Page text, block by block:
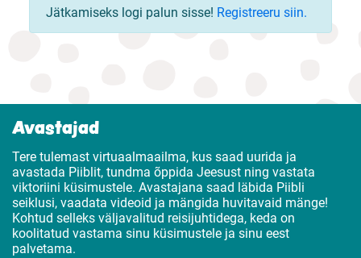
Jätkamiseks logi palun sisse! Registreeru siin.
Avastajad
Tere tulemast virtuaalmaailma, kus saad uurida ja
avastada Piiblit, tundma õppida Jeesust ning vastata
viktoriini küsimustele. Avastajana saad läbida Piibli
seiklusi, vaadata videoid ja mängida huvitavaid mänge!
Kohtud selleks väljavalitud reisijuhtidega, keda on
koolitatud vastama sinu küsimustele ja sinu eest
palvetama.